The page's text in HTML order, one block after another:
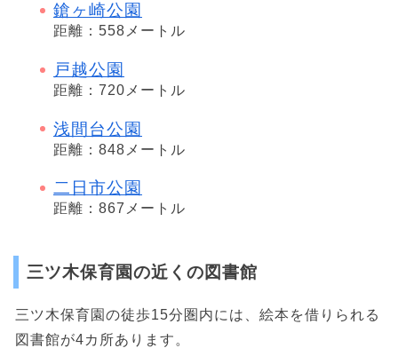
鎗ヶ崎公園
距離：558メートル
戸越公園
距離：720メートル
浅間台公園
距離：848メートル
二日市公園
距離：867メートル
三ツ木保育園の近くの図書館
三ツ木保育園の徒歩15分圏内には、絵本を借りられる
図書館が4カ所あります。